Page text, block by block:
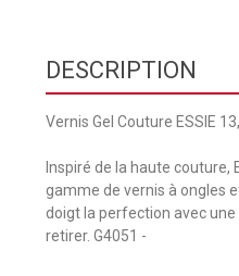
DESCRIPTION
Vernis Gel Couture ESSIE
Inspiré de la haute couture,
gamme de vernis à ongles
doigt la perfection avec
retirer. G4051 -